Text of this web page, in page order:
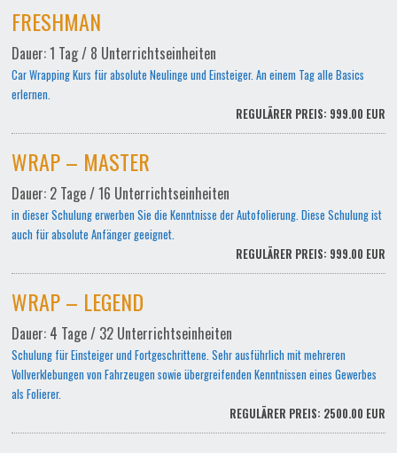
FRESHMAN
Dauer: 1 Tag / 8 Unterrichtseinheiten
Car Wrapping Kurs für absolute Neulinge und Einsteiger. An einem Tag alle Basics
erlernen.
REGULÄRER PREIS: 999.00 EUR
WRAP – MASTER
Dauer: 2 Tage / 16 Unterrichtseinheiten
in dieser Schulung erwerben Sie die Kenntnisse der Autofolierung. Diese Schulung ist
auch für absolute Anfänger geeignet.
REGULÄRER PREIS: 999.00 EUR
WRAP – LEGEND
Dauer: 4 Tage / 32 Unterrichtseinheiten
Schulung für Einsteiger und Fortgeschrittene. Sehr ausführlich mit mehreren
Vollverklebungen von Fahrzeugen sowie übergreifenden Kenntnissen eines Gewerbes
als Folierer.
REGULÄRER PREIS: 2500.00 EUR